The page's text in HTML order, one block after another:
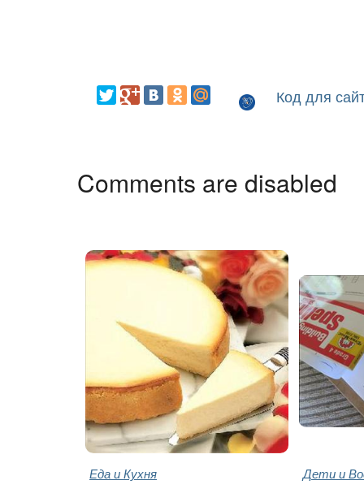
Код для
Comments are disabled
Еда и Кухня Дети и